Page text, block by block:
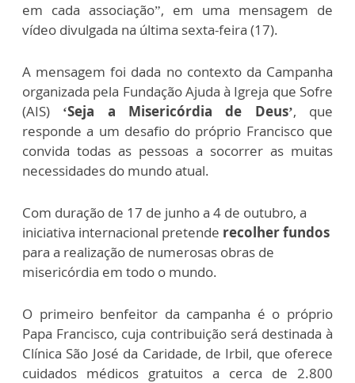
em cada associação”, em uma mensagem de
vídeo divulgada na última sexta-feira (17).
A mensagem foi dada no contexto da Campanha
organizada pela Fundação Ajuda à Igreja que Sofre
(AIS) ‘Seja a Misericórdia de Deus’, que
responde a um desafio do próprio Francisco que
convida todas as pessoas a socorrer as muitas
necessidades do mundo atual.
Com duração de 17 de junho a 4 de outubro, a
iniciativa internacional pretende recolher fundos
para a realização de numerosas obras de
misericórdia em todo o mundo.
O primeiro benfeitor da campanha é o próprio
Papa Francisco, cuja contribuição será destinada à
Clínica São José da Caridade, de Irbil, que oferece
cuidados médicos gratuitos a cerca de 2.800